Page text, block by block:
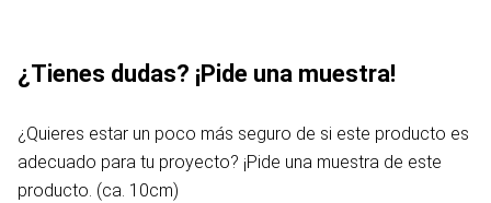
¿Tienes dudas? ¡Pide una muestra!
¿Quieres estar un poco más seguro de si este producto es
adecuado para tu proyecto? ¡Pide una muestra de este
producto. (ca. 10cm)